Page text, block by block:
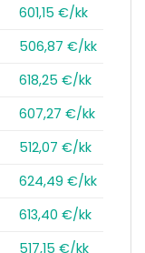
601,15 €/kk
506,87 €/kk
618,25 €/kk
607,27 €/kk
512,07 €/kk
624,49 €/kk
613,40 €/kk
517,15 €/kk